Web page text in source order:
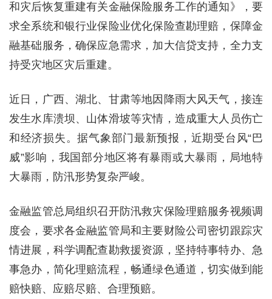
和灾后恢复重建有关金融保险服务工作的通知》，要
求全系统和银行业保险业优化保险查勘理赔，保障金
融基础服务，确保应急需求，加大信贷支持，全力支
持受灾地区灾后重建。
近日，广西、湖北、甘肃等地因降雨大风天气，接连
发生水库溃坝、山体滑坡等灾情，造成重大人员伤亡
和经济损失。据气象部门最新预报，近期受台风“巴
威”影响，我国部分地区将有暴雨或大暴雨，局地特
大暴雨，防汛形势复杂严峻。
金融监管总局组织召开防汛救灾保险理赔服务视频调
度会，要求各金融监管局和主要财险公司密切跟踪灾
情进展，科学调配查勘救援资源，坚持特事特办、急
事急办，简化理赔流程，畅通绿色通道，切实做到能
赔快赔、应赔尽赔、合理预赔。